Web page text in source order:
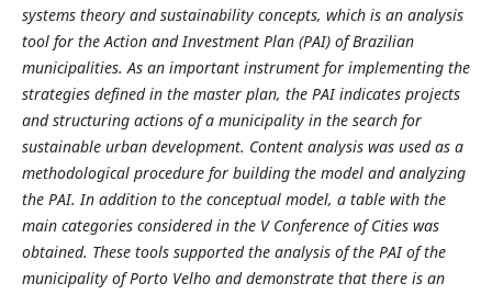
systems theory and sustainability concepts, which is an analysis
tool for the Action and Investment Plan (PAI) of Brazilian
municipalities. As an important instrument for implementing the
strategies defined in the master plan, the PAI indicates projects
and structuring actions of a municipality in the search for
sustainable urban development. Content analysis was used as a
methodological procedure for building the model and analyzing
the PAI. In addition to the conceptual model, a table with the
main categories considered in the V Conference of Cities was
obtained. These tools supported the analysis of the PAI of the
municipality of Porto Velho and demonstrate that there is an